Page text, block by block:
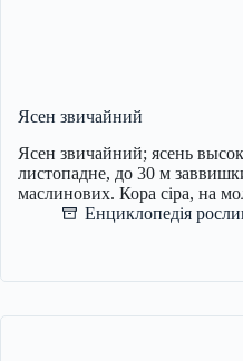
Ясен звичайний
Ясен звичайний; ясень
листопадне, до 30 м
маслинових. Кора сіра, на
Енциклопедія